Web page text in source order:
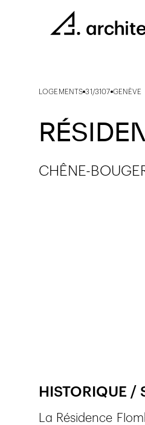
LOGEMENTS 31/3107 GENÈVE
CHÊNE-
HISTORIQUE /
La Résidence